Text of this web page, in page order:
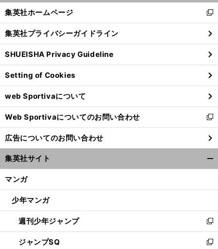
へ
閉
る
集英社ホームページ
新
し
い
ウ
ィ
ン
ド
ウ
で
開
く
集英社プライバシーガイドライン
SHUEISHA Privacy Guideline
Setting of Cookies
web Sportivaについて
Web Sportivaについてのお問い合わせ
新
し
い
ウ
ィ
ン
ウ
開
く
広告についてのお問い合わせ
集英社サイト
マンガ
少年マンガ
週刊少年ジャンプ
新
し
い
ジャンプSQ
新